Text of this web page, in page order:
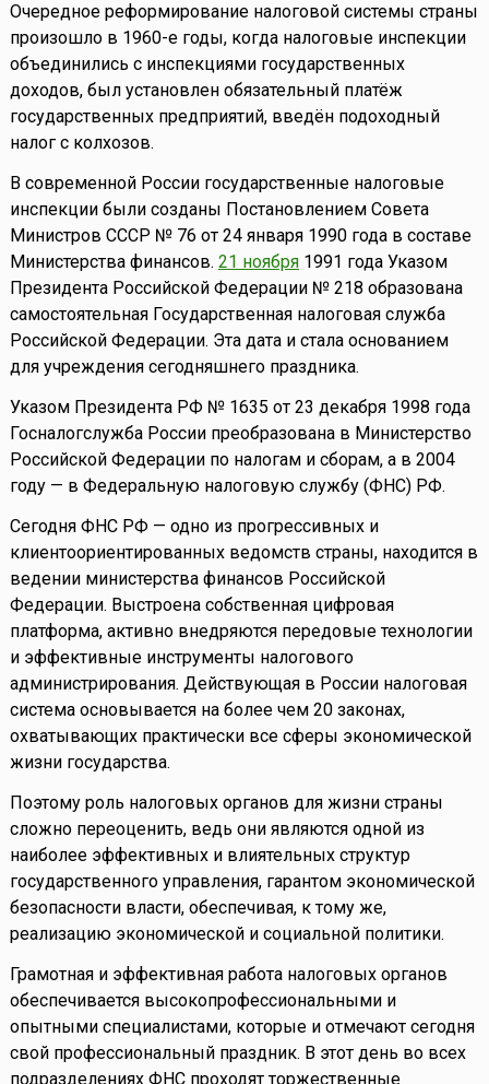
Очередное реформирование налоговой системы страны
произошло в 1960-е годы, когда налоговые инспекции
объединились с инспекциями государственных
доходов, был установлен обязательный платёж
государственных предприятий, введён подоходный
налог с колхозов.
В современной России государственные налоговые
инспекции были созданы Постановлением Совета
Министров СССР № 76 от 24 января 1990 года в составе
Министерства финансов. 21 ноября1991 года Указом
Президента Российской Федерации № 218 образована
самостоятельная Государственная налоговая служба
Российской Федерации. Эта дата и стала основанием
для учреждения сегодняшнего праздника.
Указом Президента РФ № 1635 от 23 декабря 1998 года
Госналогслужба России преобразована в Министерство
Российской Федерации по налогам и сборам, а в 2004
году — в Федеральную налоговую службу (ФНС) РФ.
Сегодня ФНС РФ — одно из прогрессивных и
клиентоориентированных ведомств страны, находится в
ведении министерства финансов Российской
Федерации. Выстроена собственная цифровая
платформа, активно внедряются передовые технологии
и эффективные инструменты налогового
администрирования. Действующая в России налоговая
система основывается на более чем 20 законах,
охватывающих практически все сферы экономической
жизни государства.
Поэтому роль налоговых органов для жизни страны
сложно переоценить, ведь они являются одной из
наиболее эффективных и влиятельных структур
государственного управления, гарантом экономической
безопасности власти, обеспечивая, к тому же,
реализацию экономической и социальной политики.
Грамотная и эффективная работа налоговых органов
обеспечивается высокопрофессиональными и
опытными специалистами, которые и отмечают сегодня
свой профессиональный праздник. В этот день во всех
подразделениях ФНС проходят торжественные